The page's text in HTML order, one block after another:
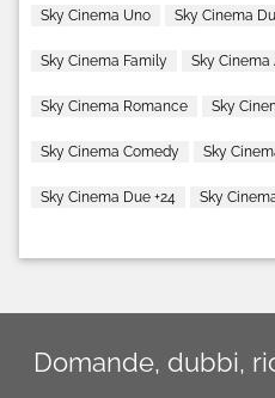
Sky Cinema Uno Sky Cinema
Sky Cinema Family Sky Cinema
Sky Cinema Romance Sky
Sky Cinema Comedy Sky
Sky Cinema Due +24 Sky
Domande, dubbi,